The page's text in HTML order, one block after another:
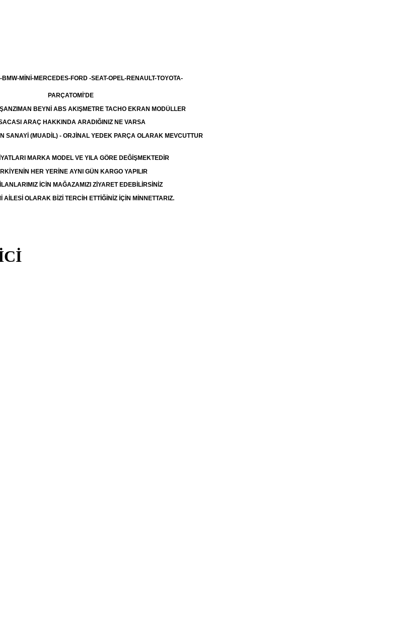
MİNİ-MERCEDES-FORD -SEAT-OPEL-RENAULT-TOYOTA-
PARÇATOMİ'DE
BEYNİ ABS AKIŞMETRE TACHO EKRAN MODÜLLER
ARAÇ HAKKINDA ARADIĞINIZ NE VARSA
SANAYİ (MUADİL) - ORJİNAL YEDEK PARÇA OLARAK MEVCUTTUR
MARKA MODEL VE YILA GÖRE DEĞİŞMEKTEDİR
HER YERİNE AYNI GÜN KARGO YAPILIR
İCİN MAĞAZAMIZI ZİYARET EDEBİLİRSİNİZ
AİLESİ OLARAK BİZİ TERCİH ETTİĞİNİZ İÇİN MİNNETTARIZ.